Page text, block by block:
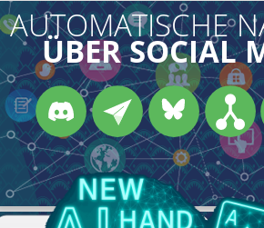
AUTOMATISCHE
ÜBER SOCIAL